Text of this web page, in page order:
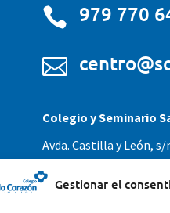
Gestionar el
 979 770

Colegio y Seminario
Avda. Castilla y León, s/
Baños (Palencia) –